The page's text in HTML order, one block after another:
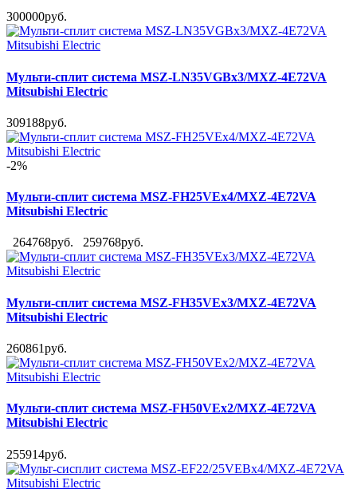
300000руб.
Мульти-сплит система MSZ-LN35VGBx3/MXZ-4E72VA
Mitsubishi Electric
309188руб.
-2%
Мульти-сплит система MSZ-FH25VEx4/MXZ-4E72VA
Mitsubishi Electric
264768руб. 259768руб.
Мульти-сплит система MSZ-FH35VEx3/MXZ-4E72VA
Mitsubishi Electric
260861руб.
Мульти-сплит система MSZ-FH50VEx2/MXZ-4E72VA
Mitsubishi Electric
255914руб.